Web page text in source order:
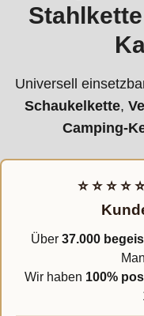
Universell
Schaukelkette,
Camping-
⭐ ⭐ ⭐
Über 37.000
Wir haben 100%